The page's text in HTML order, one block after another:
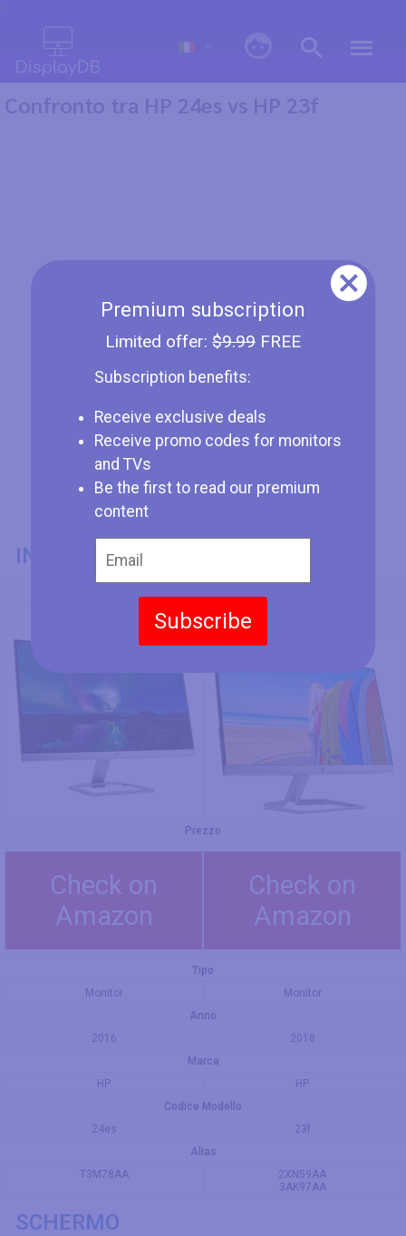
Premium subscription
Limited offer: $9.99FREE
Subscription benefits:
Receive exclusive deals
Receive promo codes for monitors
and TVs
Be the first to read our premium
content
Subscribe
Confronto tra HP 24es vs HP 23f
INFORMAZIONI GENERALI
Prezzo
Check on
Amazon
Check on
Amazon
Tipo
Monitor
Monitor
Anno
2016
2018
Marca
HP
HP
Codice Modello
24es
23f
Alias
T3M78AA
2XN59AA
3AK97AA
SCHERMO